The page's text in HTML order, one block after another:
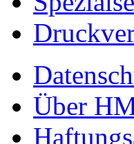
Über